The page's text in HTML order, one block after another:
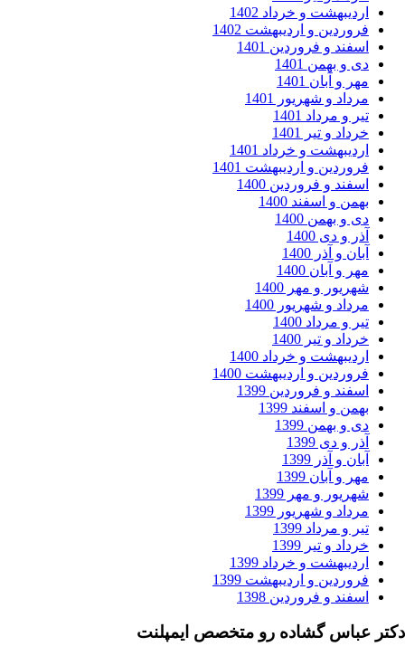
و خرداد 1402
و اردیبهشت 1402
و فروردین 1401
و بهمن 1401
و آبان 1401
و شهریور 1401
و مرداد 1401
و تیر 1401
و خرداد 1401
و اردیبهشت 1401
و فروردین 1400
و اسفند 1400
و بهمن 1400
و دی 1400
و آذر 1400
و آبان 1400
و مهر 1400
و شهریور 1400
و مرداد 1400
و تیر 1400
و خرداد 1400
و اردیبهشت 1400
و فروردین 1399
و اسفند 1399
و بهمن 1399
و دی 1399
و آذر 1399
و آبان 1399
و مهر 1399
و شهریور 1399
و مرداد 1399
و تیر 1399
و خرداد 1399
و اردیبهشت 1399
و فروردین 1398
گشاده رو متخصص ایمپلنت